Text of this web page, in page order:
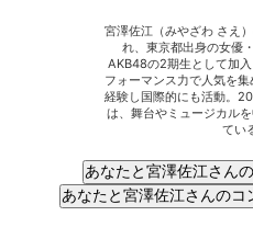
宮澤佐江（みやざわ さえ
れ、東京都出身の女優
AKB48の2期生として加
フォーマンス力で人気を
経験し国際的にも活動。
は、舞台やミュージカル
てい